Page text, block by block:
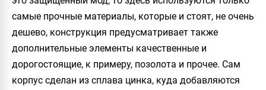
самые прочные материалы, которые и стоят, не очень
дешево, конструкция предусматривает также
дополнительные элементы качественные и
дорогостоящие, к примеру, позолота и прочее. Сам
корпус сделан из сплава цинка, куда добавляются